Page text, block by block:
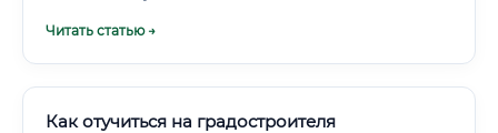
понимание того, какие работы предстоит выполнить.
Читать статью →
Как отучиться на градостроителя